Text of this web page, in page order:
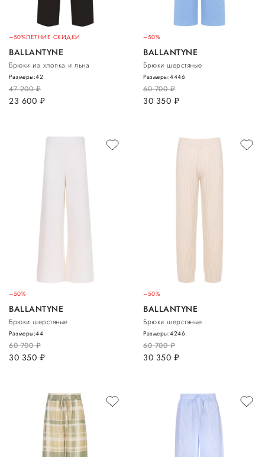
–50%ЛЕТНИЕ СКИДКИ
BALLANTYNE
Брюки из хлопка и льна
47 200руб.
23 600 руб.
Размеры:42
–50%
BALLANTYNE
Брюки шерстяные
60 700руб.
30 350 руб.
Размеры:4446
–50%
BALLANTYNE
Брюки шерстяные
60 700руб.
30 350 руб.
Размеры:44
–50%
BALLANTYNE
Брюки шерстяные
60 700руб.
30 350 руб.
Размеры:4246